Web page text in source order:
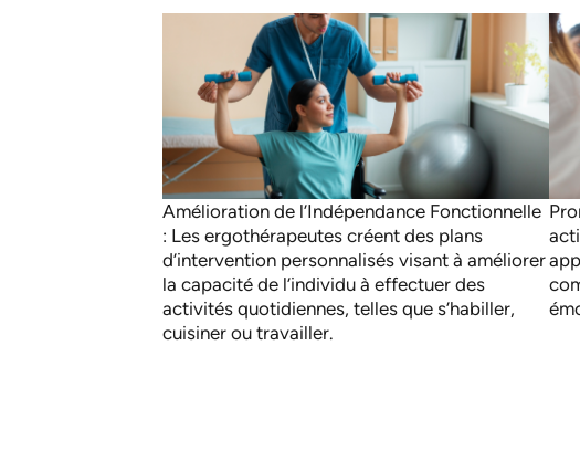
Amélioration de l’Indépendance Fonctionnelle
: Les ergothérapeutes créent des plans
d’intervention personnalisés visant à améliorer
la capacité de l’individu à effectuer des
activités quotidiennes, telles que s’habiller,
cuisiner ou travailler.